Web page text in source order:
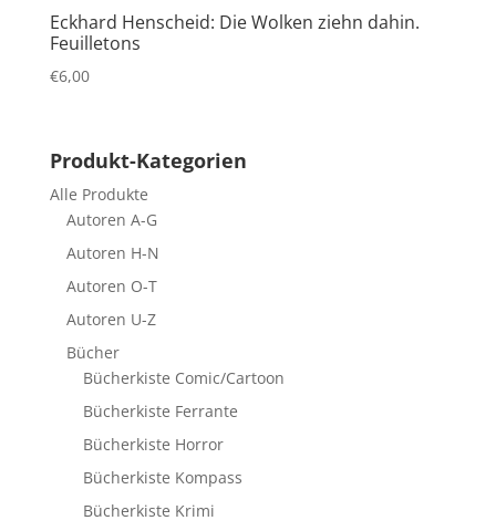
Eckhard Henscheid: Die Wolken ziehn dahin.
Feuilletons
€6,00
Produkt-Kategorien
Alle Produkte
Autoren A-G
Autoren H-N
Autoren O-T
Autoren U-Z
Bücher
Bücherkiste Comic/Cartoon
Bücherkiste Ferrante
Bücherkiste Horror
Bücherkiste Kompass
Bücherkiste Krimi